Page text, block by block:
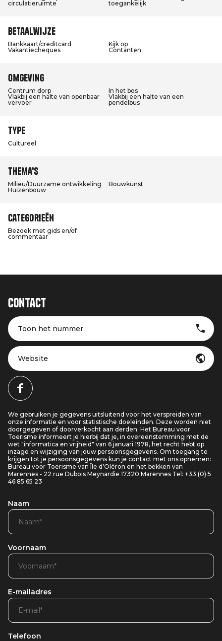
circulatieruimte
toegankelijk
Betaalwijze
Bankkaart/creditcard
Kijk op
Vakantiecheques
Contanten
Omgeving
Centrum dorp
In het bos
Vlakbij een halte van openbaar
vervoer
Vlakbij een halte van een
pendelbus
Type
Cultureel
Thema's
Milieu/Duurzame ontwikkeling
Bouwkunst
Huizenbouw
Categorieën
Bezoek met gids en/of
commentaar
Contact
Toon het nummer
Website
We gebruiken je gegevens uitsluitend voor het verspreiden van
onze informatie en voor statistische doeleinden. Deze worden niet
doorgegeven of doorverkocht aan derden. Het Bureau voor
Toerisme informeert je hierbij dat je, in overeenstemming met de
wet "informatica en vrijheid" van 6 januari 1978, het recht hebt op
inzage en wijziging van jouw persoonsgegevens. Om toegang te
krijgen tot je persoonsgegevens kun je contact met ons opnemen:
Bureau voor Toerisme van Île d’Oléron en het bekken van
Marennes - 22 rue Dubois Meynardie 17320 Marennes Tel: +33 (0) 5
46 85 65 23
Naam
Voornaam
E-mailadres
Telefoon